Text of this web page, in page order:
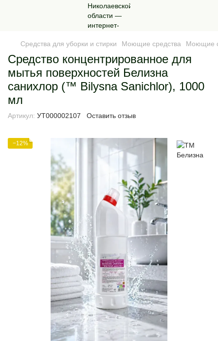
Средства для уборки и стирки Моющие средства Моющие
Средство концентрированное для
мытья поверхностей Белизна
санихлор (™ Bilysna Sanichlor), 1000
мл
Артикул: УТ000002107 Оставить отзыв
−12%